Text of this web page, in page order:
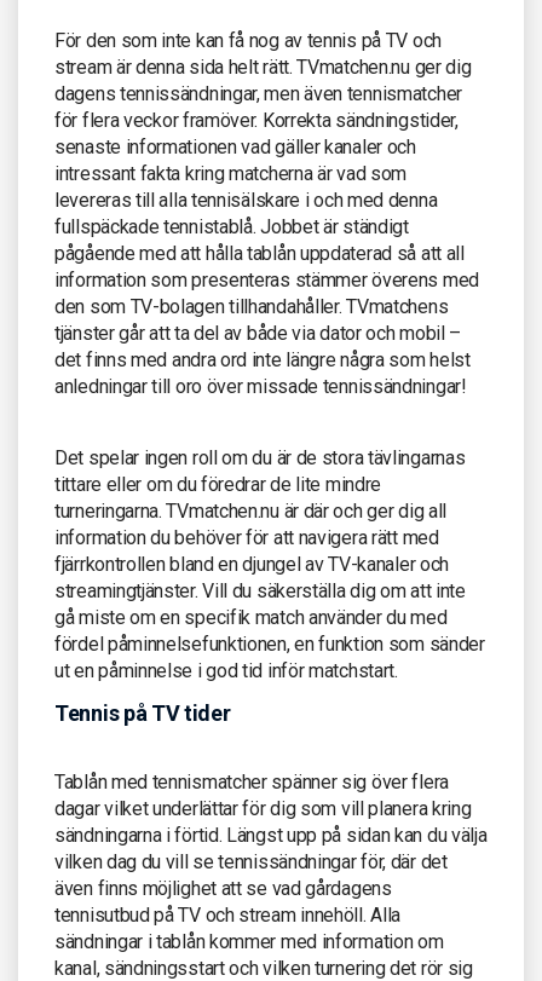
För den som inte kan få nog av tennis på TV och
stream är denna sida helt rätt. TVmatchen.nu ger dig
dagens tennissändningar, men även tennismatcher
för flera veckor framöver. Korrekta sändningstider,
senaste informationen vad gäller kanaler och
intressant fakta kring matcherna är vad som
levereras till alla tennisälskare i och med denna
fullspäckade tennistablå. Jobbet är ständigt
pågående med att hålla tablån uppdaterad så att all
information som presenteras stämmer överens med
den som TV-bolagen tillhandahåller. TVmatchens
tjänster går att ta del av både via dator och mobil –
det finns med andra ord inte längre några som helst
anledningar till oro över missade tennissändningar!
Det spelar ingen roll om du är de stora tävlingarnas
tittare eller om du föredrar de lite mindre
turneringarna. TVmatchen.nu är där och ger dig all
information du behöver för att navigera rätt med
fjärrkontrollen bland en djungel av TV-kanaler och
streamingtjänster. Vill du säkerställa dig om att inte
gå miste om en specifik match använder du med
fördel påminnelsefunktionen, en funktion som sänder
ut en påminnelse i god tid inför matchstart.
Tennis på TV tider
Tablån med tennismatcher spänner sig över flera
dagar vilket underlättar för dig som vill planera kring
sändningarna i förtid. Längst upp på sidan kan du välja
vilken dag du vill se tennissändningar för, där det
även finns möjlighet att se vad gårdagens
tennisutbud på TV och stream innehöll. Alla
sändningar i tablån kommer med information om
kanal, sändningsstart och vilken turnering det rör sig